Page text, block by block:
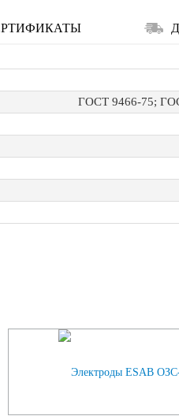
ГОСТ 9466-75;